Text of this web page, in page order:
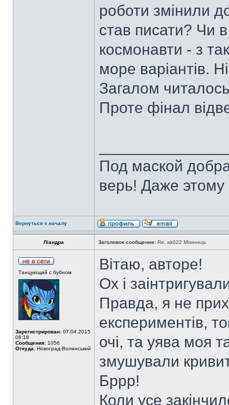
роботи змінили
став писати? Чи
космонавти - з
море варіантів.
Загалом
Проте фінал
Под маской
верь! Даже этому
Вернуться к началу
Ліандра Заголовок сообщения: Re: ak022 Мізинець
Танцующий с бубном
Зарегистрирован: 07.04.2015
08:18
Сообщения: 1056
Откуда: Новоград-Волинський
Вітаю, авторе!
Ох і
Правда, я не
експериментів,
очі, та уява моя
змушували
Бррр!
Коли усе